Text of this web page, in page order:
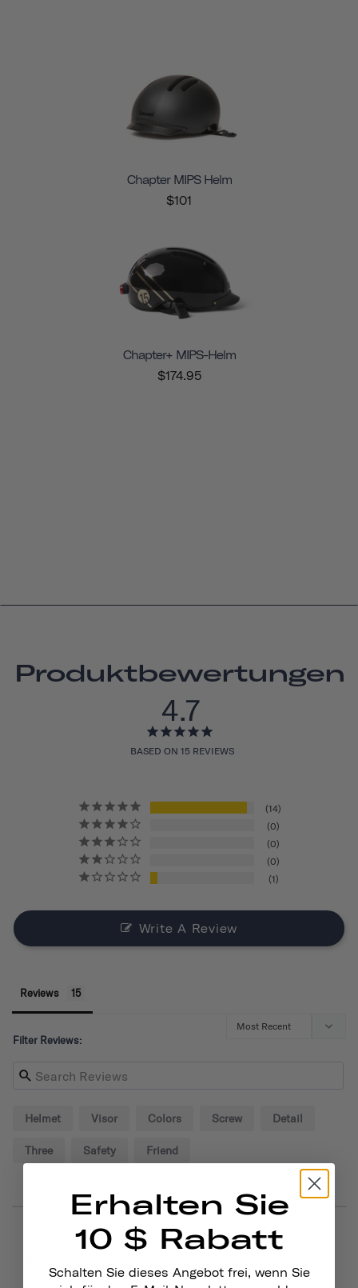
Chapter MIPS Helm
$101
Chapter+ MIPS-Helm
$174.95
Produktbewertungen
4.7
BASED ON 15 REVIEWS
14
0
0
0
1
Write A Review
Reviews
Filter Reviews:
Helmet Visor Colors Screw Detail
Three Safety Friend
09/02/2024
Alexander P.
Erhalten Sie
10 $ Rabatt
Schalten Sie dieses Angebot frei, wenn Sie